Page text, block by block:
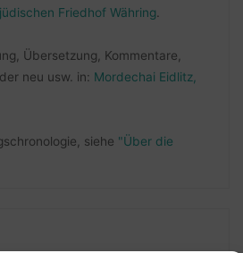
Friedhof Währing.
Übersetzung, Kommentare,
neu usw. in: Mordechai Eidlitz,
siehe "Über die